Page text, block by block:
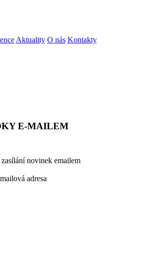
Aktuality O nás Kontakty
E-MAILEM
zasílání novinek emailem
adresa